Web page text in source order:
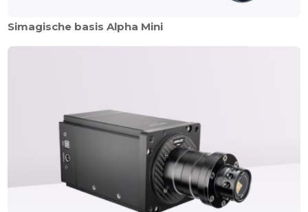
Simagische basis Alpha Mini